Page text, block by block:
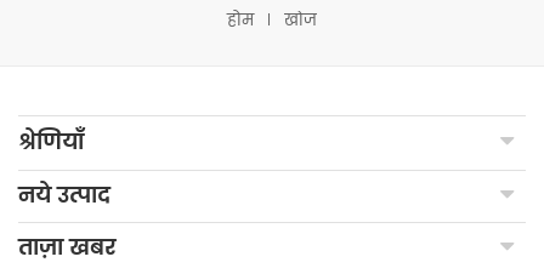
होम खोज
श्रेणियाँ
नये उत्पाद
ताज़ा खबर